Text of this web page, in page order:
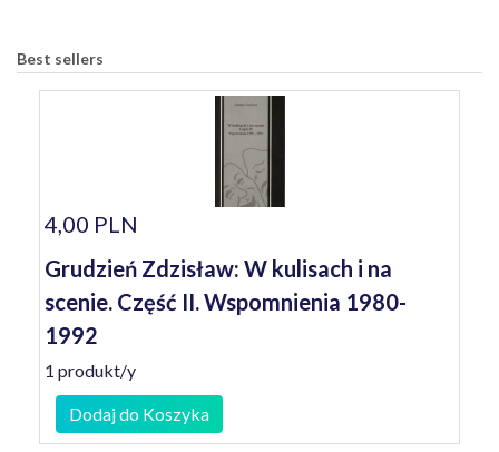
Best sellers
4,00 PLN
Grudzień Zdzisław: W kulisach i na
scenie. Część II. Wspomnienia 1980-
1992
1 produkt/y
Dodaj do Koszyka